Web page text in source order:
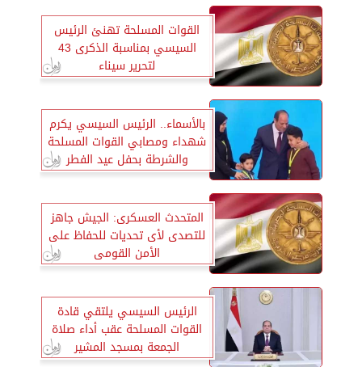
القوات المسلحة تهنئ الرئيس
السيسي بمناسبة الذكرى 43
لتحرير سيناء
بالأسماء.. الرئيس السيسي يكرم
شهداء ومصابي القوات المسلحة
والشرطة بحفل عيد الفطر
المتحدث العسكرى: الجيش جاهز
للتصدى لأى تحديات للحفاظ على
الأمن القومى
الرئيس السيسي يلتقي قادة
القوات المسلحة عقب أداء صلاة
الجمعة بمسجد المشير